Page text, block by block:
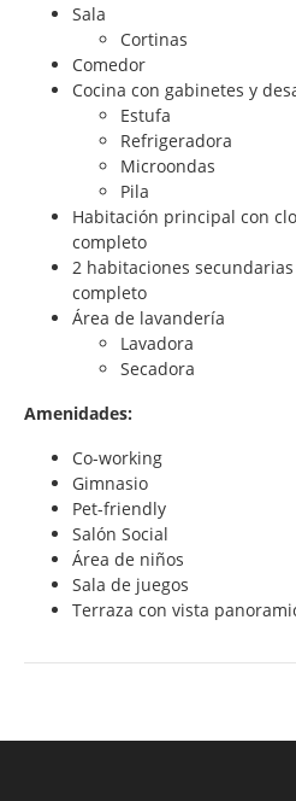
Sala
Cortinas
Comedor
Cocina con gabinetes y
Estufa
Refrigeradora
Microondas
Pila
Habitación principal con
completo
2 habitaciones
completo
Área de lavandería
Lavadora
Secadora
Amenidades:
Co-working
Gimnasio
Pet-friendly
Salón Social
Área de niños
Sala de juegos
Terraza con vista